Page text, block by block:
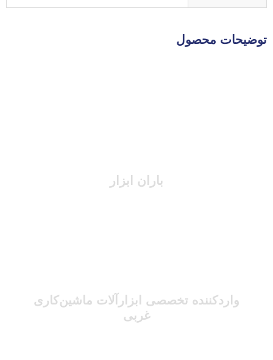
توضیحات محصول
باران ابزار
واردکننده تخصصی ابزارآلات ماشین‌کاری
غربی